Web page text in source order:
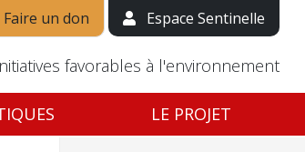
Faire un don Espace Sentinelle
favorables à l'environnement
LE PROJET